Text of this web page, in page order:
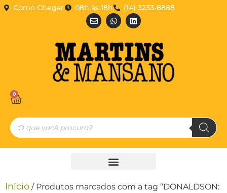
Como Chegar 08h às 18h (14) 3233-8888
0
Início / Produtos marcados com a tag “DONALDSON: